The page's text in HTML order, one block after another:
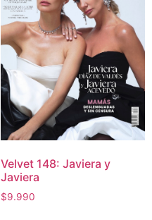
Velvet 148: Javiera y
Javiera
$9.990